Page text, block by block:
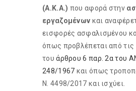
(Α.Κ.Α.) που αφορά στην
εργαζομένων και
εισφορές ασφαλισμένου
όπως προβλέπεται από τις
τουάρθρου 6 παρ. 2α του
248/1967 και όπως
Ν. 4498/2017 και ισχύει.